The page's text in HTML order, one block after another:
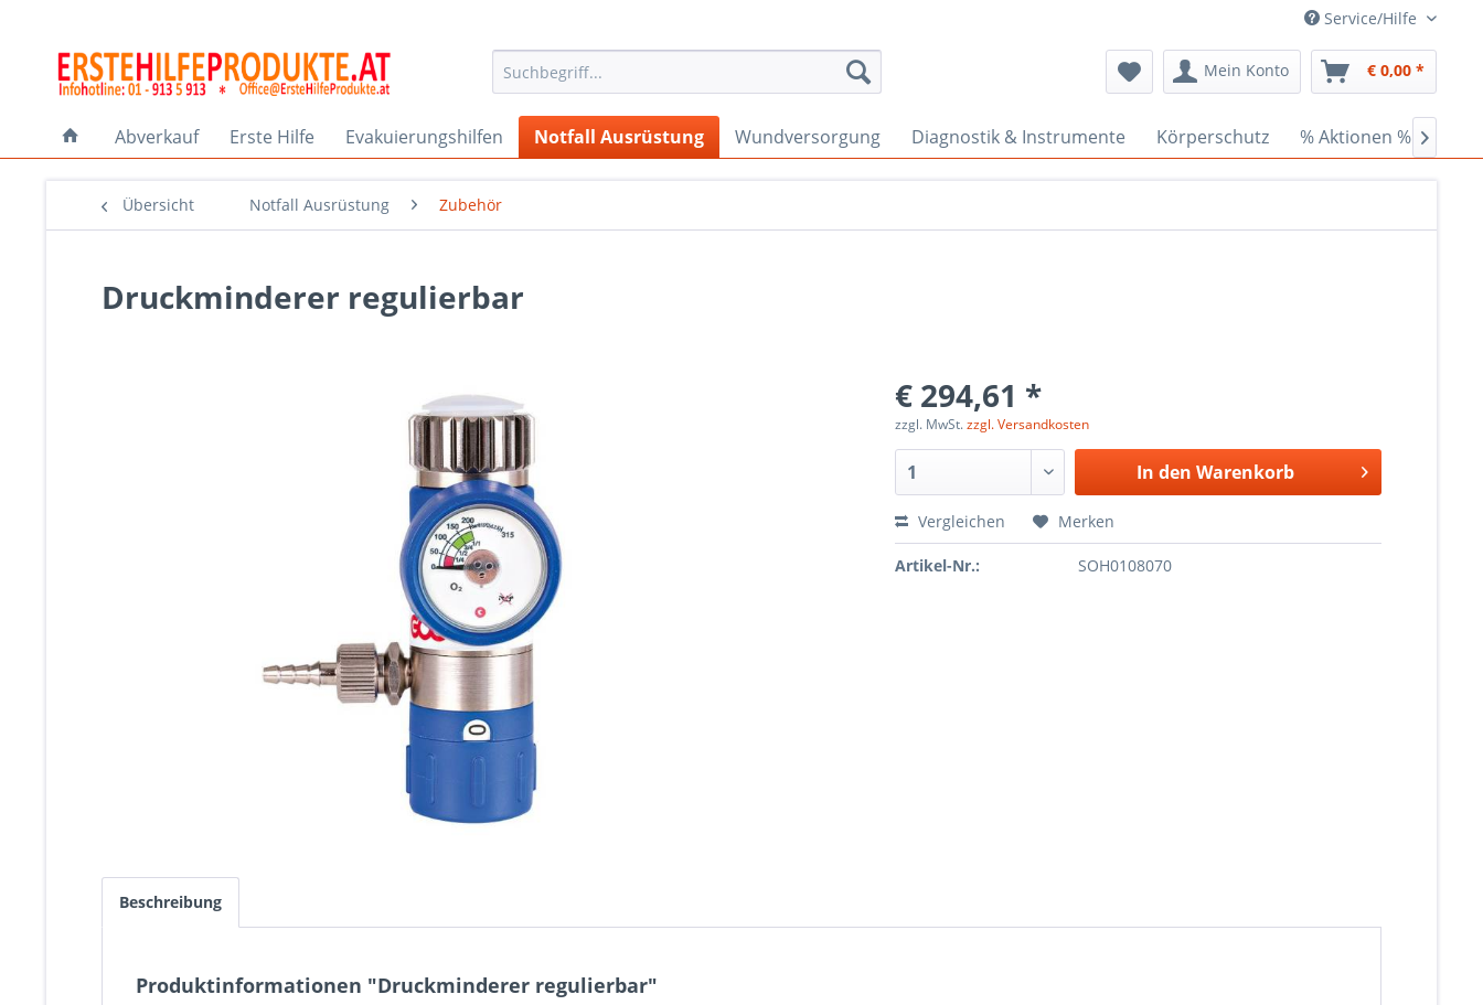
Service/Hilfe
Mein Konto € 0,00 *
Abverkauf Erste Hilfe Evakuierungshilfen Notfall Ausrüstung Wundversorgung Diagnostik & Instrumente Körperschutz % Aktionen % 
Übersicht Notfall Ausrüstung Zubehör
Druckminderer regulierbar
€ 294,61 *
zzgl. MwSt.zzgl. Versandkosten
In den Warenkorb
Vergleichen Merken
Artikel-Nr.: SOH0108070
Beschreibung
Produktinformationen "Druckminderer regulierbar"